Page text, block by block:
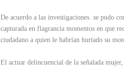
De acuerdo a las investigaciones se pudo
capturada en flagrancia momentos en que
ciudadano a quien le habrían hurtado su
El actuar delincuencial de la señalada